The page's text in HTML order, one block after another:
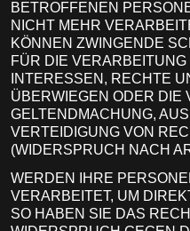
BETROFFENEN
NICHT MEHR
KÖNNEN ZWINGENDE
FÜR DIE
INTERESSEN, RECHTE
ÜBERWIEGEN ODER DIE
GELTENDMACHUNG,
VERTEIDIGUNG VON
(WIDERSPRUCH NACH
WERDEN IHRE
VERARBEITET, UM
SO HABEN SIE DAS